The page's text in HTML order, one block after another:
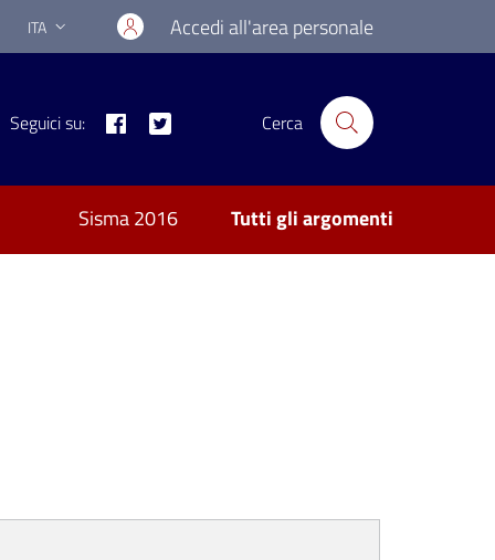
Lingua attiva:
ITA Accedi all'area personale
Seguici su: Facebook Cerca
Sisma 2016 Tutti gli argomenti